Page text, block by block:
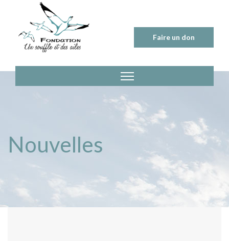
content
Faire un don
Nouvelles